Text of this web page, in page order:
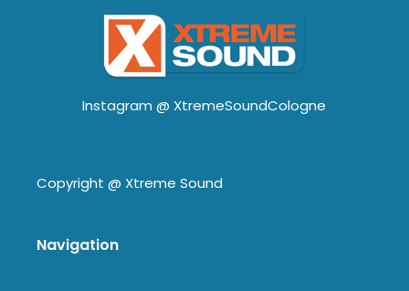
Instagram @ XtremeSoundCologne
Copyright @ Xtreme Sound
Navigation